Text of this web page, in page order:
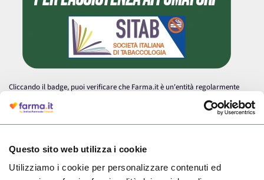
Questo sito web utilizza i cookie
Utilizziamo i cookie per personalizzare contenuti ed
Cliccando il badge, puoi verificare che Farma.it è un'entità regolarmente
autorizzata dal Ministero della Salute a effettuare la vendita online di
medicinali.